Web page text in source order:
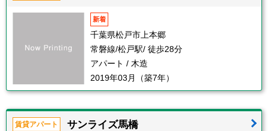
新着
千葉県松戸市上本郷
常磐線/松戸駅/ 徒歩28分
アパート / 木造
2019年03月（築7年）
賃貸アパート サンライズ馬橋